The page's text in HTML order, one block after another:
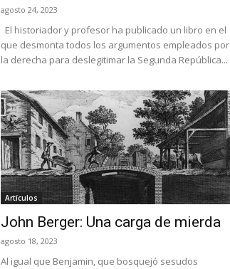
agosto 24, 2023
El historiador y profesor ha publicado un libro en el
que desmonta todos los argumentos empleados por
la derecha para deslegitimar la Segunda República...
Artículos
John Berger: Una carga de mierda
agosto 18, 2023
Al igual que Benjamin, que bosquejó sesudos